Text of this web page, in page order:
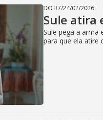
DO R7/24/02/2026
Sule atira
Sule pega a arma
para que ela atire